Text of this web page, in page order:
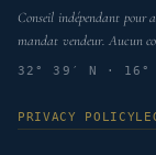
Conseil indépendant pour
mandat vendeur. Aucun
32° 39′ N · 16°
PRIVACY POLICY